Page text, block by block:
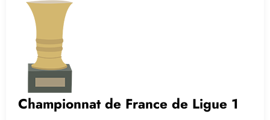
Championnat de France de Ligue 1